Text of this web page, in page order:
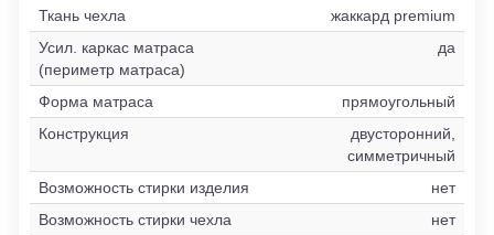
Ткань чехла
жаккард premium
Усил. каркас матраса
(периметр матраса)
да
Форма матраса
прямоугольный
Конструкция
двусторонний,
симметричный
Возможность стирки изделия
нет
Возможность стирки чехла
нет